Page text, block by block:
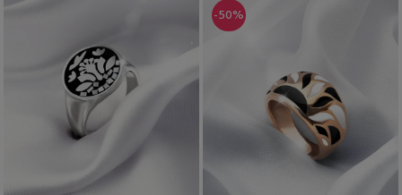
-50%